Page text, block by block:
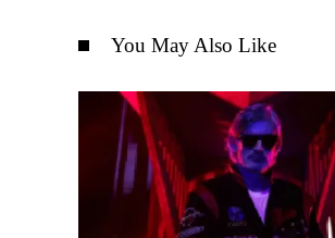
You May Also Like